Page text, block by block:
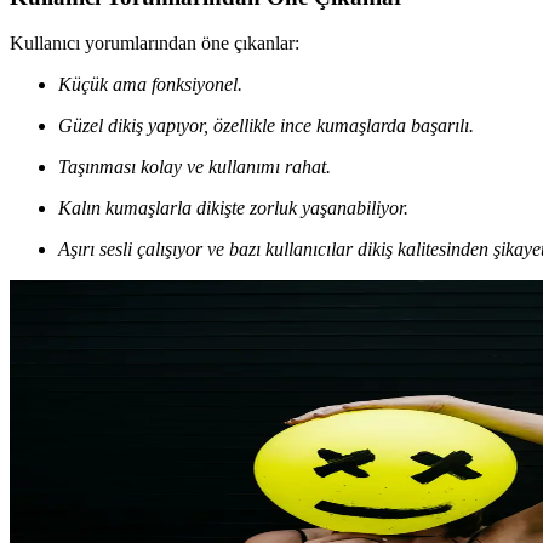
Kullanıcı yorumlarından öne çıkanlar:
Küçük ama fonksiyonel.
Güzel dikiş yapıyor, özellikle ince kumaşlarda başarılı.
Taşınması kolay ve kullanımı rahat.
Kalın kumaşlarla dikişte zorluk yaşanabiliyor.
Aşırı sesli çalışıyor ve bazı kullanıcılar dikiş kalitesinden